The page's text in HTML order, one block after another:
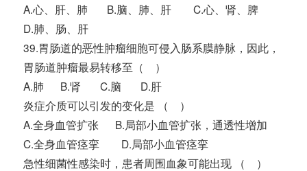
A.心、肝、肺 B.脑、肺、肝 C.心、肾、脾
D.肺、肠、肝
39.胃肠道的恶性肿瘤细胞可侵入肠系膜静脉，因此，
胃肠道肿瘤最易转移至（ ）
A.肺 B.肾 C.脑 D.肝
炎症介质可以引发的变化是 （ ）
A.全身血管扩张 B.局部小血管扩张，通透性增加
C.全身血管痉挛 D.局部小血管痉挛
急性细菌性感染时，患者周围血象可能出现 （ ）